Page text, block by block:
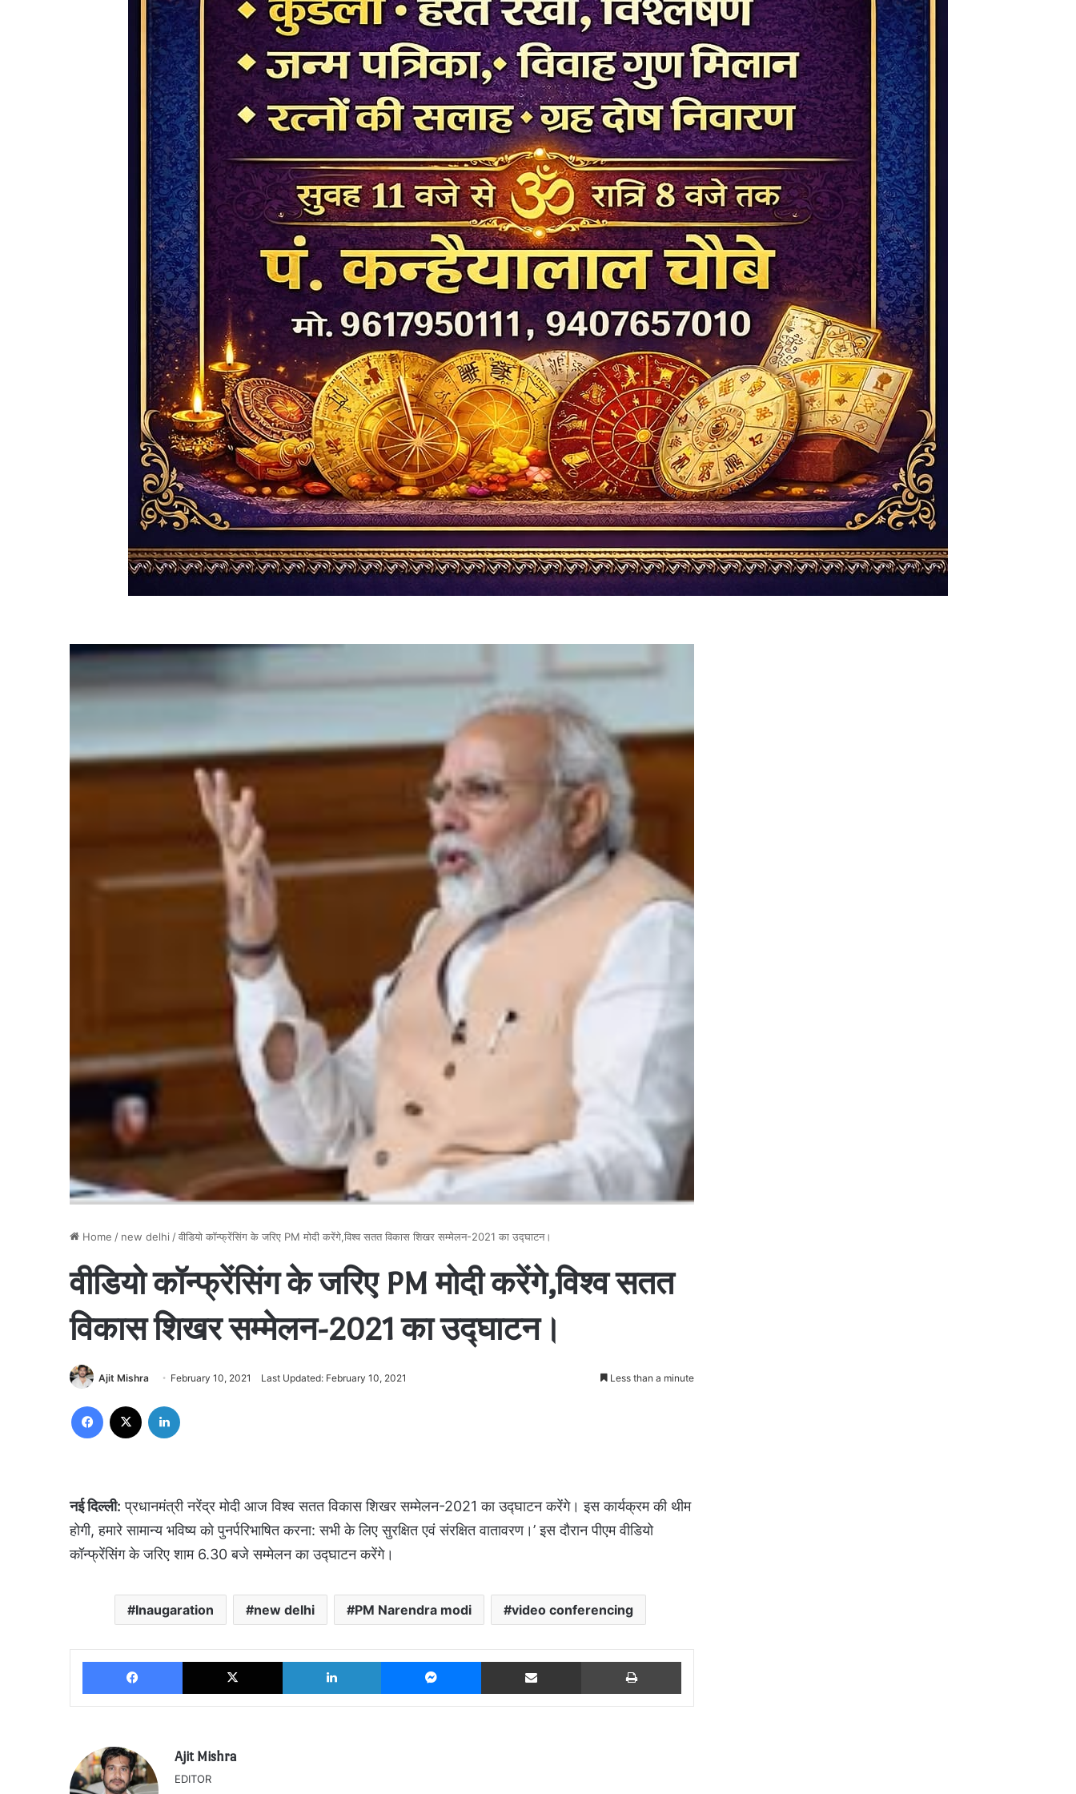
Home / new delhi /वीडियो कॉन्फ्रेंसिंग के जरिए PM मोदी करेंगे,विश्व सतत विकास शिखर सम्मेलन-2021 का उद्घाटन।
वीडियो कॉन्फ्रेंसिंग के जरिए PM मोदी करेंगे,विश्व सतत
विकास शिखर सम्मेलन-2021 का उद्घाटन।
Ajit Mishra February 10, 2021 Last Updated: February 10, 2021 Less than a minute
Facebook
नई दिल्ली: प्रधानमंत्री नरेंद्र मोदी आज विश्व सतत विकास शिखर सम्मेलन-2021 का उद्घाटन करेंगे। इस कार्यक्रम की थीम
होगी, हमारे सामान्य भविष्य को पुनर्परिभाषित करना: सभी के लिए सुरक्षित एवं संरक्षित वातावरण।’ इस दौरान पीएम वीडियो
कॉन्फ्रेंसिंग के जरिए शाम 6.30 बजे सम्मेलन का उद्घाटन करेंगे।
Inaugaration new delhi PM Narendra modi video conferencing
Facebook X LinkedIn Messenger Share via Email Print
Ajit Mishra
EDITOR